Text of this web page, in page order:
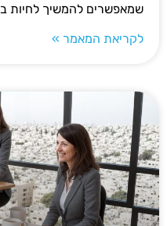
שמאפשרים להמשיך לחיות
לקריאת המאמר »